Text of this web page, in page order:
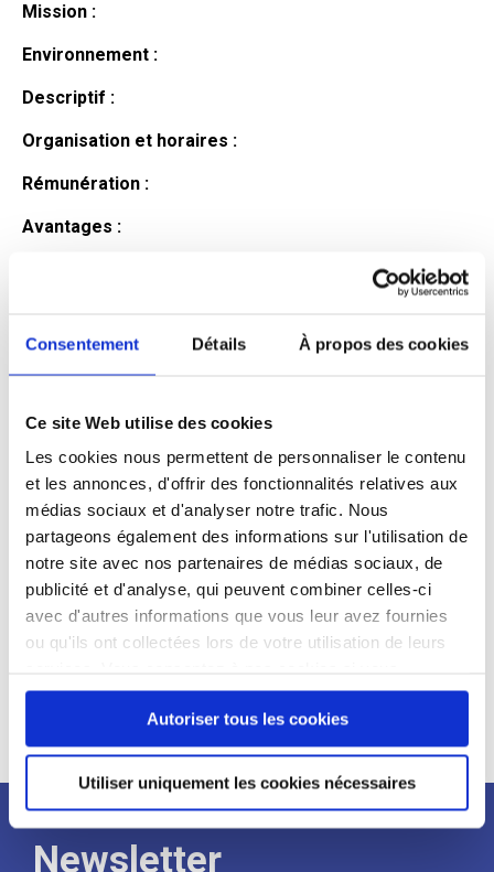
Consentement Détails À propos des cookies
Ce site Web utilise des cookies
Les cookies nous permettent de personnaliser le contenu
et les annonces, d'offrir des fonctionnalités relatives aux
médias sociaux et d'analyser notre trafic. Nous
partageons également des informations sur l'utilisation de
notre site avec nos partenaires de médias sociaux, de
publicité et d'analyse, qui peuvent combiner celles-ci
avec d'autres informations que vous leur avez fournies
ou qu'ils ont collectées lors de votre utilisation de leurs
continuez à utiliser notre site Web.
Autoriser tous les cookies
Utiliser uniquement les cookies nécessaires
Mission :
Environnement :
Descriptif :
Organisation et horaires :
Rémunération :
Avantages :
candidat
Qualifications et diplômes :
Profil recherché :
Expérience :
Processus
de
recrutement
Newsletter